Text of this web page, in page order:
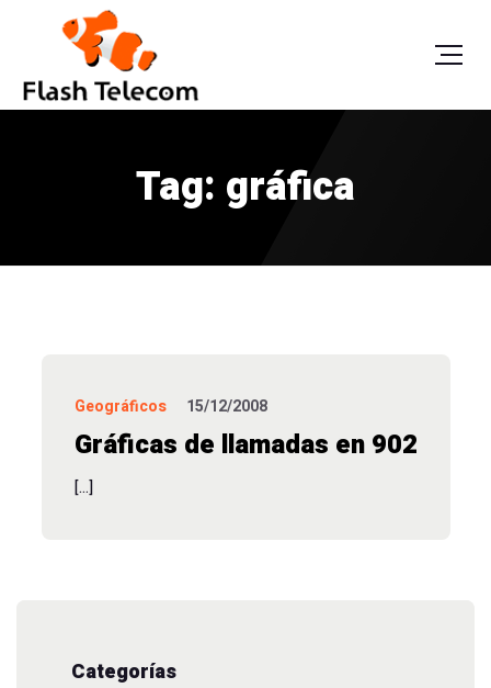
Tag: gráfica
Geográficos 15/12/2008
Gráficas de llamadas en 902
[…]
Categorías